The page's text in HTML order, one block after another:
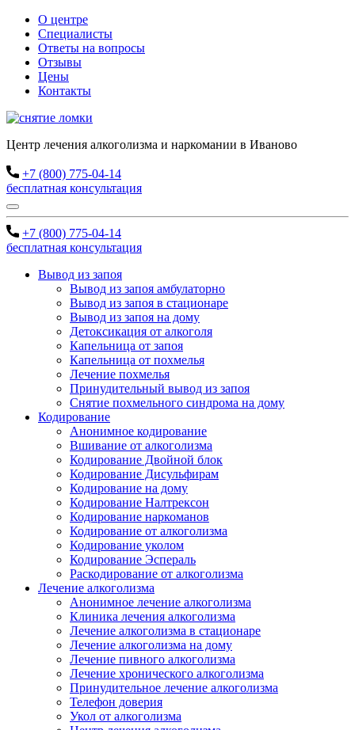
О центре
Специалисты
Ответы на вопросы
Отзывы
Цены
Контакты
Центр лечения алкоголизма и наркомании в Иваново
+7 (800) 775-04-14
бесплатная консультация
+7 (800) 775-04-14
бесплатная консультация
Вывод из запоя
Вывод из запоя амбулаторно
Вывод из запоя в стационаре
Вывод из запоя на дому
Детоксикация от алкоголя
Капельница от запоя
Капельница от похмелья
Лечение похмелья
Принудительный вывод из запоя
Снятие похмельного синдрома на дому
Кодирование
Анонимное кодирование
Вшивание от алкоголизма
Кодирование Двойной блок
Кодирование Дисульфирам
Кодирование на дому
Кодирование Налтрексон
Кодирование наркоманов
Кодирование от алкоголизма
Кодирование уколом
Кодирование Эспераль
Раскодирование от алкоголизма
Лечение алкоголизма
Анонимное лечение алкоголизма
Клиника лечения алкоголизма
Лечение алкоголизма в стационаре
Лечение алкоголизма на дому
Лечение пивного алкоголизма
Лечение хронического алкоголизма
Принудительное лечение алкоголизма
Телефон доверия
Укол от алкоголизма